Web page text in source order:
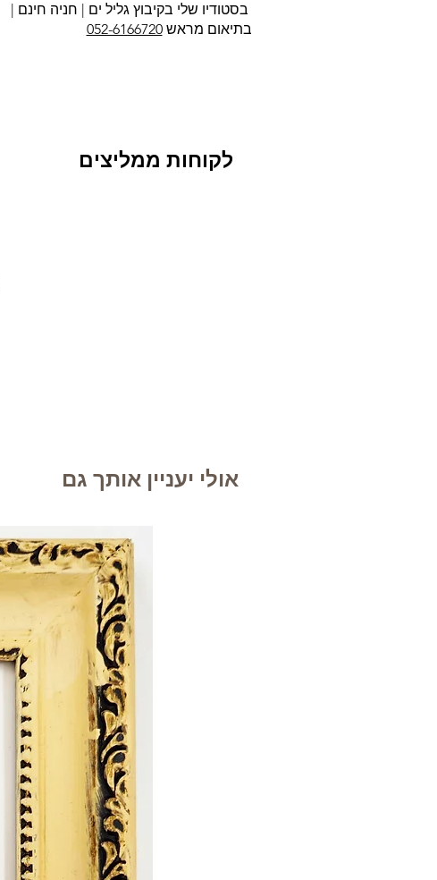
בסטודיו שלי בקיבוץ גליל ים | חניה חינם |
בתיאום מראש052-6166720
לקוחות ממליצים
אולי יעניין אותך גם